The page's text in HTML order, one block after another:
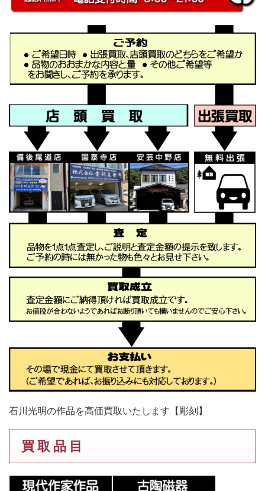
石川光明の作品を高価買取いたします【彫刻】
買 取 品 目